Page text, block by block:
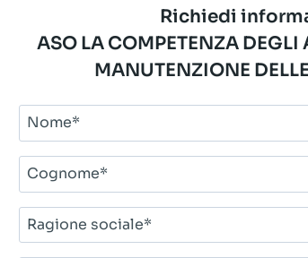
Richiedi
ASO LA COMPETENZA DEGLI
MANUTENZIONE
Nome*
Cognome*
Ragione
sociale*